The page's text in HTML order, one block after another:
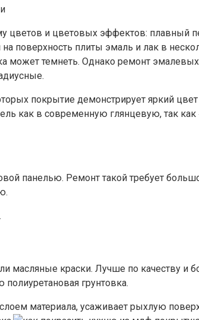
цветов и цветовых эффектов: плавный
поверхность плиты эмаль и лак в
может темнеть. Однако ремонт
покрытие демонстрирует яркий
как в современную глянцевую, так
панелью. Ремонт такой требует
масляные краски. Лучше по качеству
грунтовка.
материала, усаживает рыхлую